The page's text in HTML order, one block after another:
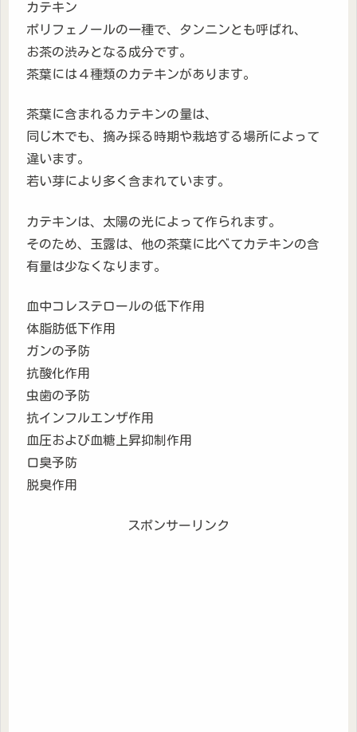
カテキン
ポリフェノールの一種で、タンニンとも呼ばれ、
お茶の渋みとなる成分です。
茶葉には４種類のカテキンがあります。
茶葉に含まれるカテキンの量は、
同じ木でも、摘み採る時期や栽培する場所によって
違います。
若い芽により多く含まれています。
カテキンは、太陽の光によって作られます。
そのため、玉露は、他の茶葉に比べてカテキンの含
有量は少なくなります。
血中コレステロールの低下作用
体脂肪低下作用
ガンの予防
抗酸化作用
虫歯の予防
抗インフルエンザ作用
血圧および血糖上昇抑制作用
口臭予防
脱臭作用
スポンサーリンク